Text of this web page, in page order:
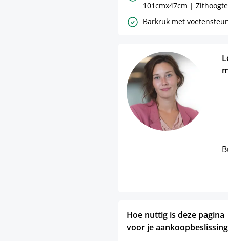
101cmx47cm |
Barkruk met
Hoe nuttig is deze pagina
voor je